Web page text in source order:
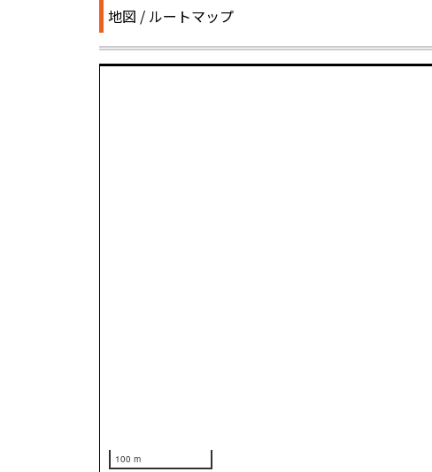
地図 / ルートマップ
100 m